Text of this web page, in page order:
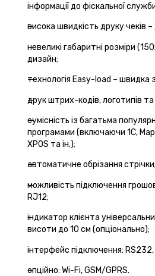
інформації до фіскальної
висока швидкість друку чеків
невеликі габаритні розміри
дизайн;
технологія Easy-load – швидка
друк штрих-кодів, логотипів та
сумісність із багатьма
програмами (включаючи 1C,
XPOS та ін.);
автоматичне обрізання стрічки;
можливість підключення
RJ12;
індикатор клієнта
висоти до 10 см (опціонально);
інтерфейс підключення:
опційно: Wi-Fi, GSM/GPRS.